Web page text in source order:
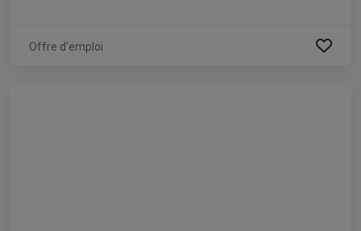
Offre d'emploi